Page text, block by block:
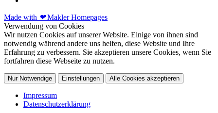
Made with ❤Makler Homepages
Verwendung von Cookies
Wir nutzen Cookies auf unserer Website. Einige von ihnen sind
notwendig während andere uns helfen, diese Website und Ihre
Erfahrung zu verbessern. Sie akzeptieren unsere Cookies, wenn Sie
fortfahren diese Webseite zu nutzen.
Nur Notwendige Einstellungen Alle Cookies akzeptieren
Impressum
Datenschutzerklärung